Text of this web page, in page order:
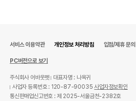
서비스 이용약관 개인정보 처리방침 입점/제휴 문의
PC버전으로 보기
주식회사 어바웃펫
대표자명 : 나옥귀
사업자 등록번호 : 120-87-90035사업자정보확인
통신판매업신고번호 : 제 2025-서울금천-2382호